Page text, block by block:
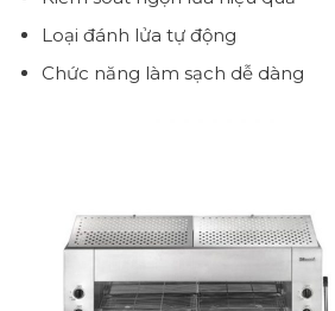
Loại đánh lửa tự động
Chức năng làm sạch dễ dàng